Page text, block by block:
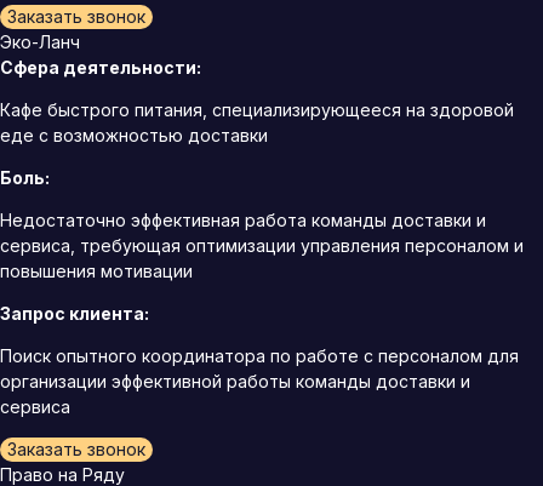
Заказать звонок
Эко-Ланч
Сфера деятельности:
Кафе быстрого питания, специализирующееся на здоровой
еде с возможностью доставки
Боль:
Недостаточно эффективная работа команды доставки и
сервиса, требующая оптимизации управления персоналом и
повышения мотивации
Запрос клиента:
Поиск опытного координатора по работе с персоналом для
организации эффективной работы команды доставки и
сервиса
Заказать звонок
Право на Ряду